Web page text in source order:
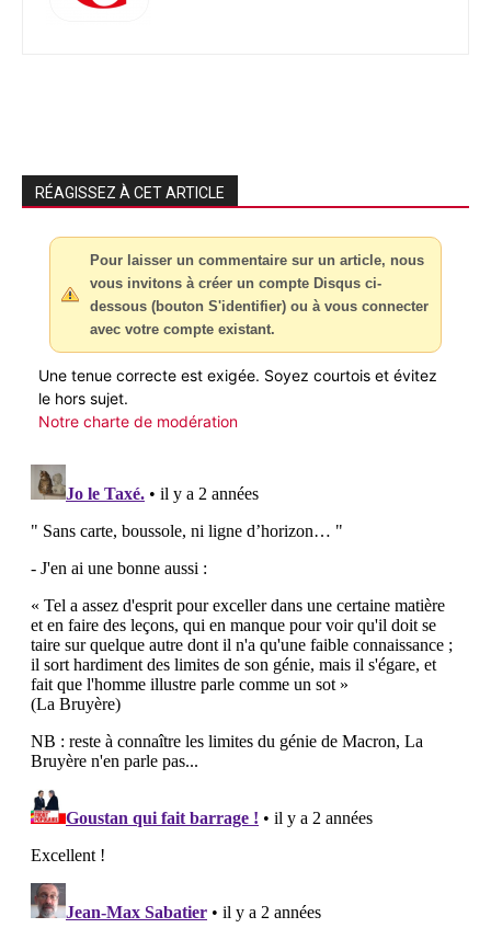
RÉAGISSEZ À CET ARTICLE
Pour laisser un commentaire sur un article, nous
vous invitons à créer un compte Disqus ci-
dessous (bouton S'identifier) ou à vous connecter
avec votre compte existant.
Une tenue correcte est exigée. Soyez courtois et évitez
le hors sujet.
Notre charte de modération